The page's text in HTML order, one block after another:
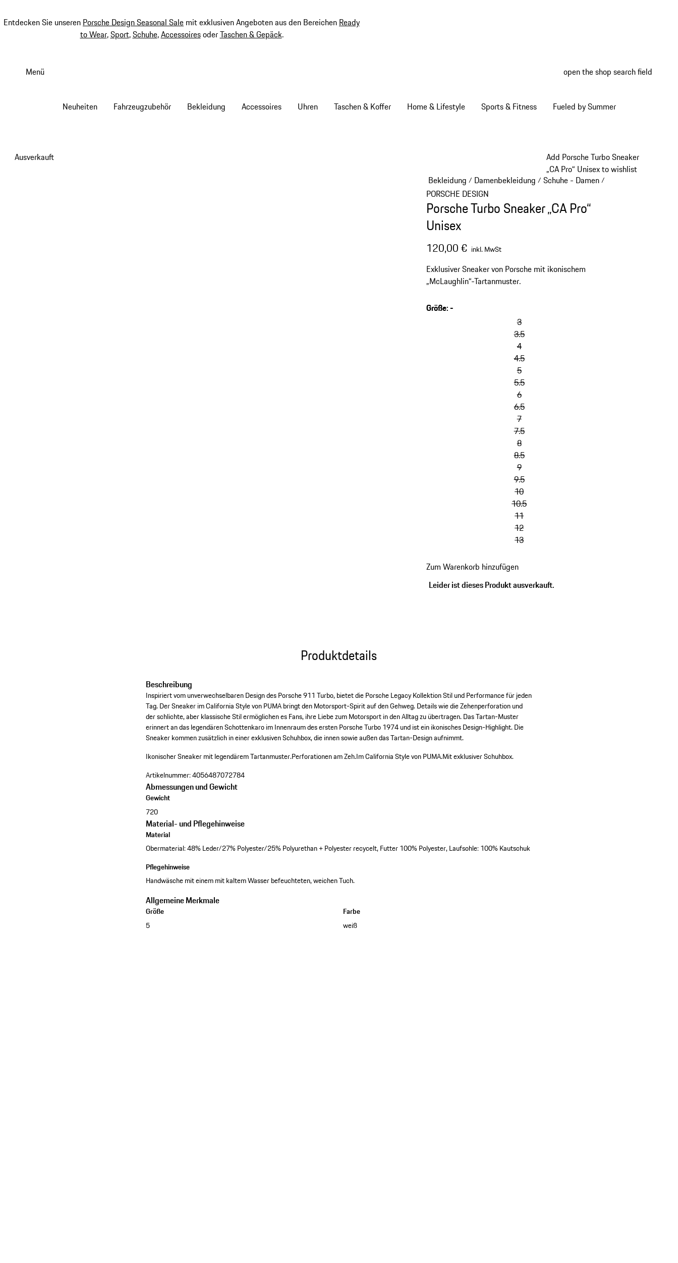
Entdecken Sie unseren Porsche Design Seasonal Sale mit exklusiven Angeboten aus den Bereichen Ready
to Wear,Sport,Schuhe,AccessoiresoderTaschen & Gepäck.
Hauptinhalt
Menü open the shop search field
Neuheiten Fahrzeugzubehör Bekleidung Accessoires Uhren Taschen & Koffer Home & Lifestyle Sports & Fitness Fueled by Summer
Add Porsche Turbo Sneaker
„CA Pro“ Unisex to wishlist
Ausverkauft
Bekleidung / Damenbekleidung / Schuhe - Damen/
PORSCHE DESIGN
Porsche Turbo Sneaker „CA Pro“
Unisex
120,00 € inkl. MwSt
Exklusiver Sneaker von Porsche mit ikonischem
„McLaughlin“-Tartanmuster.
Größe:-
3
3.5
4
4.5
5
5.5
6
6.5
7
7.5
8
8.5
9
9.5
10
10.5
11
12
13
zu
Varianten
Zum Warenkorb hinzufügen
Leider ist dieses Produkt ausverkauft.
Produktdetails
Beschreibung
Inspiriert vom unverwechselbaren Design des Porsche 911 Turbo, bietet die Porsche Legacy Kollektion Stil und Performance für jeden
Tag. Der Sneaker im California Style von PUMA bringt den Motorsport-Spirit auf den Gehweg. Details wie die Zehenperforation und
der schlichte, aber klassische Stil ermöglichen es Fans, ihre Liebe zum Motorsport in den Alltag zu übertragen. Das Tartan-Muster
erinnert an das legendären Schottenkaro im Innenraum des ersten Porsche Turbo 1974 und ist ein ikonisches Design-Highlight. Die
Sneaker kommen zusätzlich in einer exklusiven Schuhbox, die innen sowie außen das Tartan-Design aufnimmt.
Ikonischer Sneaker mit legendärem Tartanmuster.Perforationen am Zeh.Im California Style von PUMA.Mit exklusiver Schuhbox.
Artikelnummer:4056487072784
Abmessungen und Gewicht
Gewicht
720
Material- und Pflegehinweise
Material
Obermaterial: 48% Leder/27% Polyester/25% Polyurethan + Polyester recycelt, Futter 100% Polyester, Laufsohle: 100% Kautschuk
Pflegehinweise
Handwäsche mit einem mit kaltem Wasser befeuchteten, weichen Tuch.
Allgemeine Merkmale
Größe
5
Farbe
weiß